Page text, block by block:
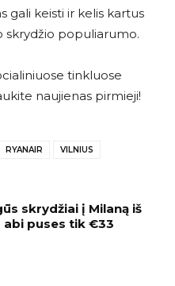
gali keisti ir kelis kartus
skrydžio populiarumo.
tinkluose
naujienas pirmieji!
RYANAIR VILNIUS
skrydžiai į Milaną iš
abi puses tik €33